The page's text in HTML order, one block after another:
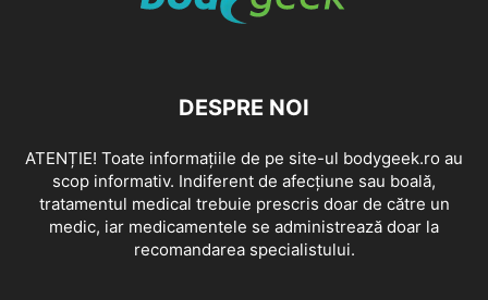
DESPRE NOI
ATENȚIE! Toate informațiile de pe site-ul bodygeek.ro au
scop informativ. Indiferent de afecțiune sau boală,
tratamentul medical trebuie prescris doar de către un
medic, iar medicamentele se administrează doar la
recomandarea specialistului.